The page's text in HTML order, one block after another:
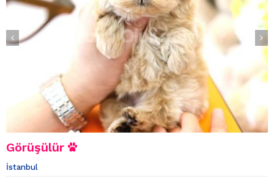
Görüşülür
İstanbul